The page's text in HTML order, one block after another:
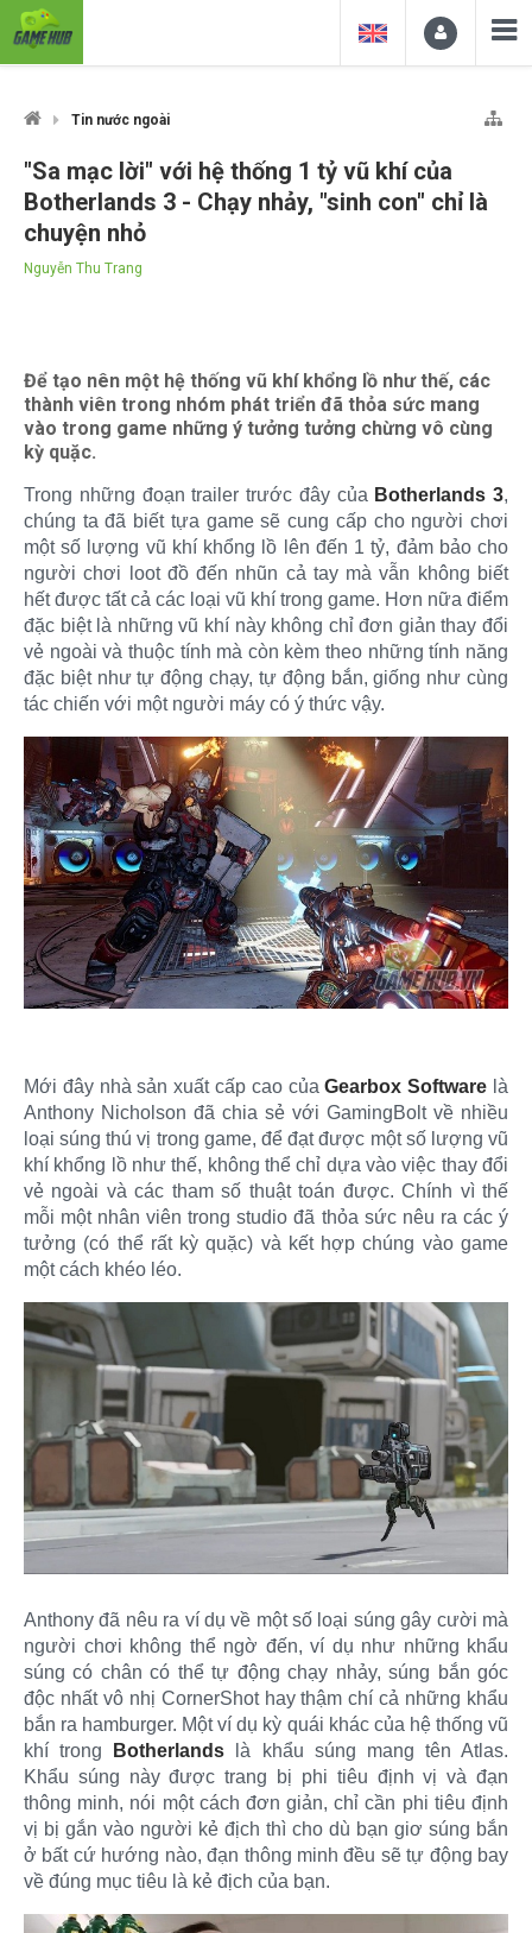
Tin nước ngoài
"Sa mạc lời" với hệ thống 1 tỷ vũ khí của
Botherlands 3 - Chạy nhảy, "sinh con" chỉ là
chuyện nhỏ
Nguyễn Thu Trang
Để tạo nên một hệ thống vũ khí khổng lồ như thế, các
thành viên trong nhóm phát triển đã thỏa sức mang
vào trong game những ý tưởng tưởng chừng vô cùng
kỳ quặc.
Trong những đoạn trailer trước đây của Botherlands 3,
chúng ta đã biết tựa game sẽ cung cấp cho người chơi
một số lượng vũ khí khổng lồ lên đến 1 tỷ, đảm bảo cho
người chơi loot đồ đến nhũn cả tay mà vẫn không biết
hết được tất cả các loại vũ khí trong game. Hơn nữa điểm
đặc biệt là những vũ khí này không chỉ đơn giản thay đổi
vẻ ngoài và thuộc tính mà còn kèm theo những tính năng
đặc biệt như tự động chạy, tự động bắn, giống như cùng
tác chiến với một người máy có ý thức vậy.​
Mới đây nhà sản xuất cấp cao củaGearbox Software là
Anthony Nicholson đã chia sẻ với GamingBolt về nhiều
loại súng thú vị trong game, để đạt được một số lượng vũ
khí khổng lồ như thế, không thể chỉ dựa vào việc thay đổi
vẻ ngoài và các tham số thuật toán được. Chính vì thế
mỗi một nhân viên trong studio đã thỏa sức nêu ra các ý
tưởng (có thể rất kỳ quặc) và kết hợp chúng vào game
một cách khéo léo.​
Anthony đã nêu ra ví dụ về một số loại súng gây cười mà
người chơi không thể ngờ đến, ví dụ như những khẩu
súng có chân có thể tự động chạy nhảy, súng bắn góc
độc nhất vô nhị CornerShot hay thậm chí cả những khẩu
bắn ra hamburger. Một ví dụ kỳ quái khác của hệ thống vũ
khí trong
Botherlands là khẩu súng mang tên Atlas.
Khẩu súng này được trang bị phi tiêu định vị và đạn
thông minh, nói một cách đơn giản, chỉ cần phi tiêu định
vị bị gắn vào người kẻ địch thì cho dù bạn giơ súng bắn
ở bất cứ hướng nào, đạn thông minh đều sẽ tự động bay
về đúng mục tiêu là kẻ địch của bạn.​